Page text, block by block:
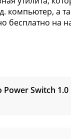
компьютер, а
бесплатно на
Switch 1.0